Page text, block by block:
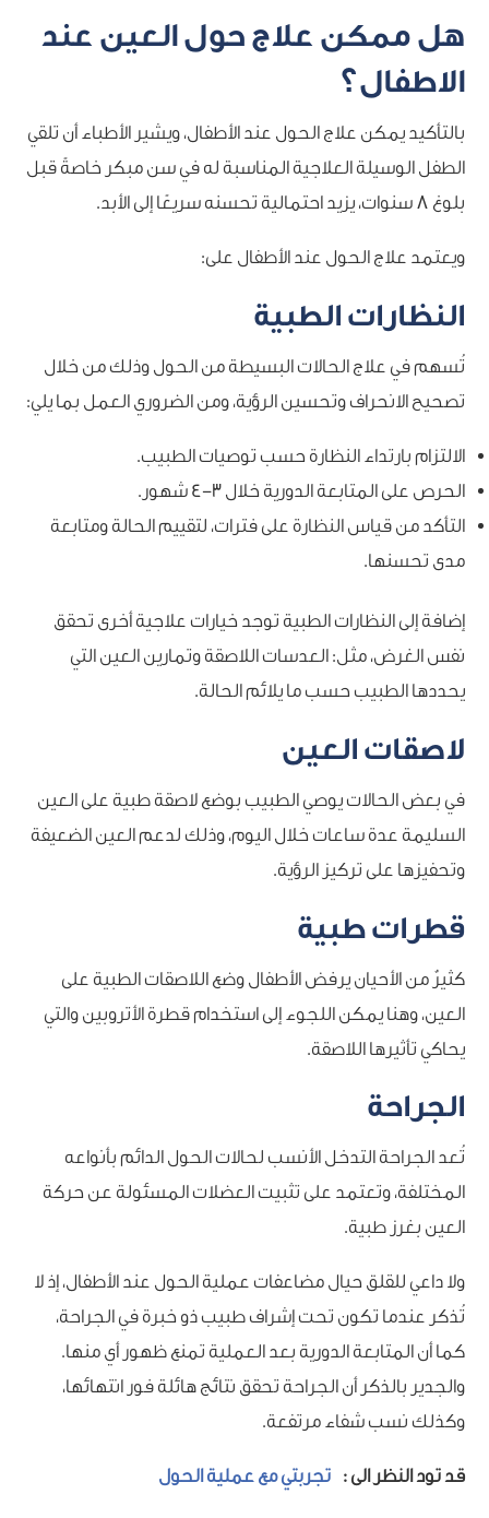
هل ممكن علاج حول العين عند
الاطفال؟
بالتأكيد يمكن علاج الحول عند الأطفال، ويشير الأطباء أن تلقي
الطفل الوسيلة العلاجية المناسبة له في سن مبكر خاصةً قبل
بلوغ 8 سنوات، يزيد احتمالية تحسنه سريعًا إلى الأبد.
ويعتمد علاج الحول عند الأطفال على:
النظارات الطبية
تُسهم في علاج الحالات البسيطة من الحول وذلك من خلال
تصحيح الانحراف وتحسين الرؤية، ومن الضروري العمل بما يلي:
الالتزام بارتداء النظارة حسب توصيات الطبيب.
الحرص على المتابعة الدورية خلال 3-4 شهور.
التأكد من قياس النظارة على فترات، لتقييم الحالة ومتابعة
مدى تحسنها.
إضافة إلى النظارات الطبية توجد خيارات علاجية أخرى تحقق
نفس الغرض، مثل: العدسات اللاصقة وتمارين العين التي
يحددها الطبيب حسب ما يلائم الحالة.
لاصقات العين
في بعض الحالات يوصي الطبيب بوضع لاصقة طبية على العين
السليمة عدة ساعات خلال اليوم، وذلك لدعم العين الضعيفة
وتحفيزها على تركيز الرؤية.
قطرات طبية
كثيرٌ من الأحيان يرفض الأطفال وضع اللاصقات الطبية على
العين، وهنا يمكن اللجوء إلى استخدام قطرة الأتروبين والتي
يحاكي تأثيرها اللاصقة.
الجراحة
تُعد الجراحة التدخل الأنسب لحالات الحول الدائم بأنواعه
المختلفة، وتعتمد على تثبيت العضلات المسئولة عن حركة
العين بغرز طبية.
ولا داعي للقلق حيال مضاعفات عملية الحول عند الأطفال، إذ لا
تُذكر عندما تكون تحت إشراف طبيب ذو خبرة في الجراحة،
كما أن المتابعة الدورية بعد العملية تمنع ظهور أي منها.
والجدير بالذكر أن الجراحة تحقق نتائج هائلة فور انتهائها،
وكذلك نسب شفاء مرتفعة.
قد تود النظر الى :تجربتي مع عملية الحول